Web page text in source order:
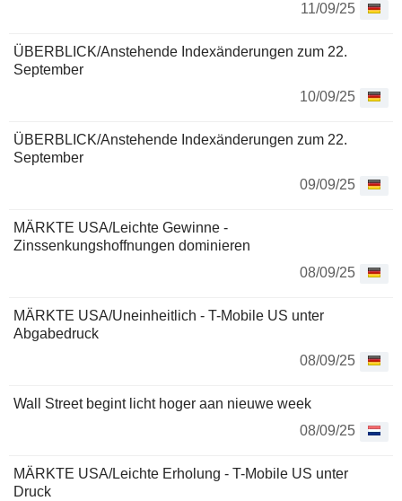
11/09/25
ÜBERBLICK/Anstehende Indexänderungen zum 22.
September
10/09/25
ÜBERBLICK/Anstehende Indexänderungen zum 22.
September
09/09/25
MÄRKTE USA/Leichte Gewinne -
Zinssenkungshoffnungen dominieren
08/09/25
MÄRKTE USA/Uneinheitlich - T-Mobile US unter
Abgabedruck
08/09/25
Wall Street begint licht hoger aan nieuwe week
08/09/25
MÄRKTE USA/Leichte Erholung - T-Mobile US unter
Druck